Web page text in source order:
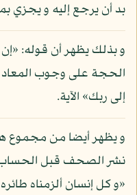
بد أن يرجع إليه و يجزي
و بذلك يظهر أن قوله:
الحجة على وجوب المعاد
إلى ربك» الآية.
و يظهر أيضا من مجموع
نشر الصحف قبل الحساب
«و كل إنسان ألزمناه